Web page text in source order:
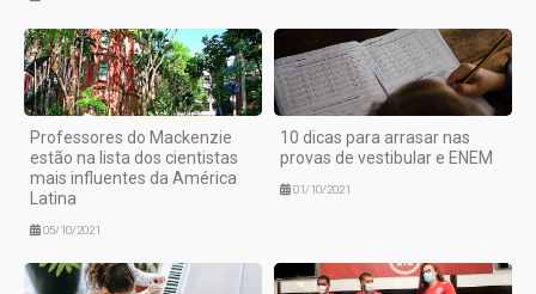
Professores do Mackenzie
estão na lista dos cientistas
mais influentes da América
Latina
05/10/2021
10 dicas para arrasar nas
provas de vestibular e ENEM
01/10/2021